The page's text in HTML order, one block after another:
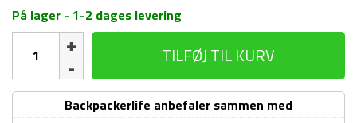
På lager - 1-2 dages levering
Sea
to
TILFØJ TIL KURV
Backpackerlife anbefaler sammen med